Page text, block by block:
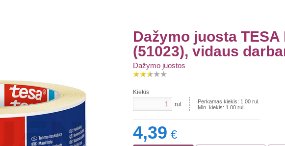
Dažymo juosta
(51023), vidaus
Dažymo juostos
Kiekis
rul
Perkamas kiekis: 1.00 rul.
Min. kiekis: 1.00 rul.
4,39 €